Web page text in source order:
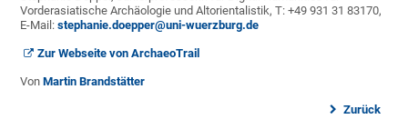
Vorderasiatische Archäologie und Altorientalistik, T: +49 931 31 83170,
E-Mail:stephanie.doepper@uni-wuerzburg.de
Zur Webseite von ArchaeoTrail
VonMartin Brandstätter
Zurück